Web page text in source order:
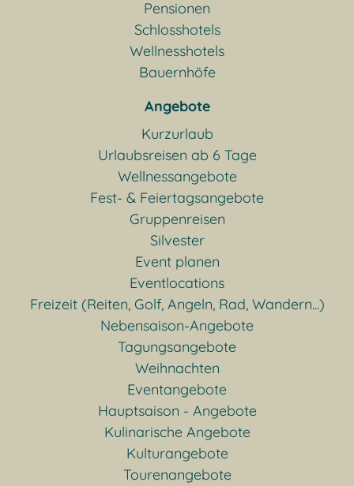
Pensionen
Schlosshotels
Wellnesshotels
Bauernhöfe
Angebote
Kurzurlaub
Urlaubsreisen ab 6 Tage
Wellnessangebote
Fest- & Feiertagsangebote
Gruppenreisen
Silvester
Event planen
Eventlocations
Freizeit (Reiten, Golf, Angeln, Rad, Wandern...)
Nebensaison-Angebote
Tagungsangebote
Weihnachten
Eventangebote
Hauptsaison - Angebote
Kulinarische Angebote
Kulturangebote
Tourenangebote